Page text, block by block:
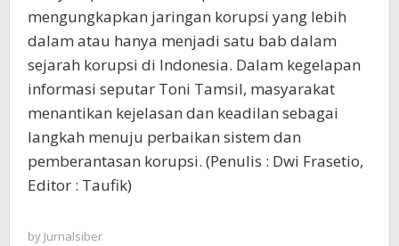
mengungkapkan jaringan korupsi yang lebih
dalam atau hanya menjadi satu bab dalam
sejarah korupsi di Indonesia. Dalam kegelapan
informasi seputar Toni Tamsil, masyarakat
menantikan kejelasan dan keadilan sebagai
langkah menuju perbaikan sistem dan
pemberantasan korupsi. (Penulis : Dwi Frasetio,
Editor : Taufik)
by Jurnalsiber